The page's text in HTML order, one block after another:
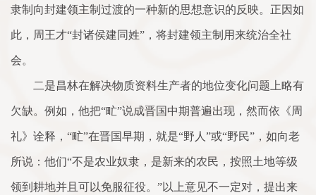
隶制向封建领主制过渡的一种新的思想意识的反映。正因如
此，周王才“封诸侯建同姓”，将封建领主制用来统治全社
会。
二是昌林在解决物质资料生产者的地位变化问题上略有
欠缺。例如，他把“甿”说成晋国中期普遍出现，然而依《周
礼》诠释，“甿”在晋国早期，就是“野人”或“野民”，如向老
所说：他们“不是农业奴隶，是新来的农民，按照土地等级
领到耕地并且可以免服征役。”以上意见不一定对，提出来